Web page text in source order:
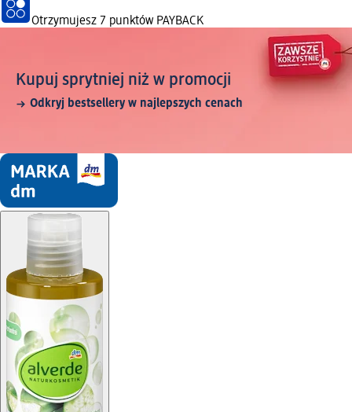
Otrzymujesz 7 punktów PAYBACK
Kupuj sprytniej niż w promocji
Odkryj bestsellery w najlepszych cenach